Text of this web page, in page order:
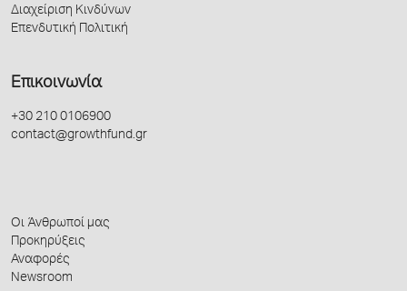
Διαχείριση Κινδύνων
Επενδυτική Πολιτική
Επικοινωνία
+30 210 0106900
contact@growthfund.gr
Οι Άνθρωποί μας
Προκηρύξεις
Αναφορές
Newsroom